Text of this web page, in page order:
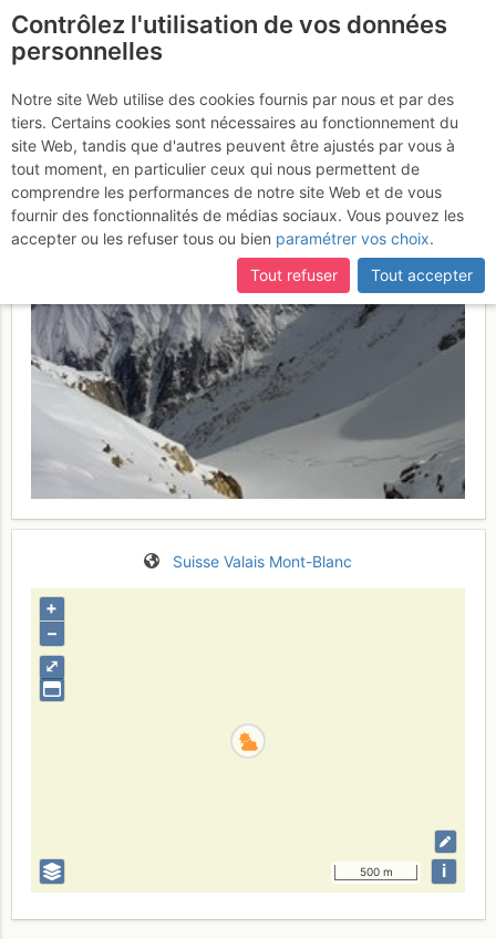
certaines pages ne sont plus accessibles, manquantes ou
incomplètes, déconnectez-vous puis reconnectez-vous à votre
compte sur le site.
Pointe des Grands :
Boucle Croix des Bérons >
Glacier des Grands
Dimanche 12
février 2017
Suisse Valais Mont-Blanc
⤢
+
–
500 m i
Contrôlez l'utilisation de vos données
personnelles
Notre site Web utilise des cookies fournis par nous et par des
tiers. Certains cookies sont nécessaires au fonctionnement du
site Web, tandis que d'autres peuvent être ajustés par vous à
tout moment, en particulier ceux qui nous permettent de
comprendre les performances de notre site Web et de vous
fournir des fonctionnalités de médias sociaux. Vous pouvez les
accepter ou les refuser tous ou bien paramétrer vos choix.
Tout refuser
Tout accepter